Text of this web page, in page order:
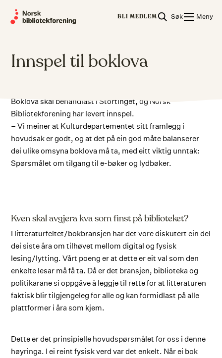
BLI MEDLEM Søk Meny
Innspel til boklova
Boklova skal behandlast i Stortinget, og Norsk
Bibliotekforening har levert innspel.
– Vi meiner at Kulturdepartementet sitt framlegg i
hovudsak er godt, og at det på ein god måte balanserer
dei ulike omsyna boklova må ta, med eitt viktig unntak:
Spørsmålet om tilgang til e-bøker og lydbøker.
Kven skal avgjera kva som finst på biblioteket?
I litteraturfeltet/bokbransjen har det vore diskutert ein del
dei siste åra om tilhøvet mellom digital og fysisk
lesing/lytting. Vårt poeng er at dette er eit val som den
enkelte lesar må få ta. Då er det bransjen, biblioteka og
politikarane si oppgåve å leggje til rette for at litteraturen
faktisk blir tilgjengeleg for alle og kan formidlast på alle
plattformer i åra som kjem.
Dette er det prinsipielle hovudspørsmålet for oss i denne
høyringa. I ei reint fysisk verd var det enkelt. Når ei bok